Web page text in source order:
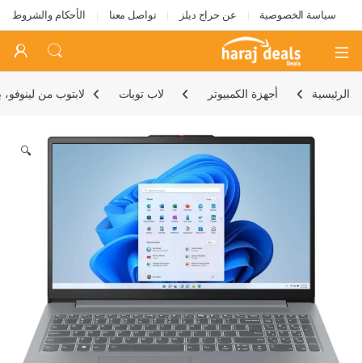
سياسة الخصوصية عن حراج ديلز تواصل معنا الأحكام والشروط
Open
الرئيسية أجهزة الكمبيوتر لاب توبات لابتوب من لينوفو، بمعالج انتل،
🔍